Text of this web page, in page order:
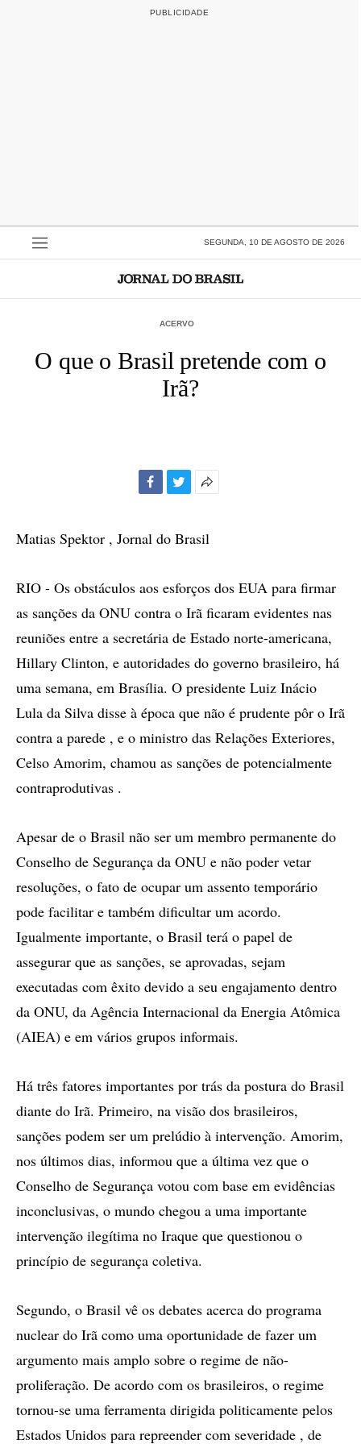
SEGUNDA, 10 DE AGOSTO DE 2026
ACERVO
O que o Brasil pretende com o
Irã?
compartilhamento
Matias Spektor , Jornal do Brasil
RIO - Os obstáculos aos esforços dos EUA para firmar
as sanções da ONU contra o Irã ficaram evidentes nas
reuniões entre a secretária de Estado norte-americana,
Hillary Clinton, e autoridades do governo brasileiro, há
uma semana, em Brasília. O presidente Luiz Inácio
Lula da Silva disse à época que não é prudente pôr o Irã
contra a parede , e o ministro das Relações Exteriores,
Celso Amorim, chamou as sanções de potencialmente
contraprodutivas .
Apesar de o Brasil não ser um membro permanente do
Conselho de Segurança da ONU e não poder vetar
resoluções, o fato de ocupar um assento temporário
pode facilitar e também dificultar um acordo.
Igualmente importante, o Brasil terá o papel de
assegurar que as sanções, se aprovadas, sejam
executadas com êxito devido a seu engajamento dentro
da ONU, da Agência Internacional da Energia Atômica
(AIEA) e em vários grupos informais.
Há três fatores importantes por trás da postura do Brasil
diante do Irã. Primeiro, na visão dos brasileiros,
sanções podem ser um prelúdio à intervenção. Amorim,
nos últimos dias, informou que a última vez que o
Conselho de Segurança votou com base em evidências
inconclusivas, o mundo chegou a uma importante
intervenção ilegítima no Iraque que questionou o
princípio de segurança coletiva.
Segundo, o Brasil vê os debates acerca do programa
nuclear do Irã como uma oportunidade de fazer um
argumento mais amplo sobre o regime de não-
proliferação. De acordo com os brasileiros, o regime
tornou-se uma ferramenta dirigida politicamente pelos
Estados Unidos para repreender com severidade , de